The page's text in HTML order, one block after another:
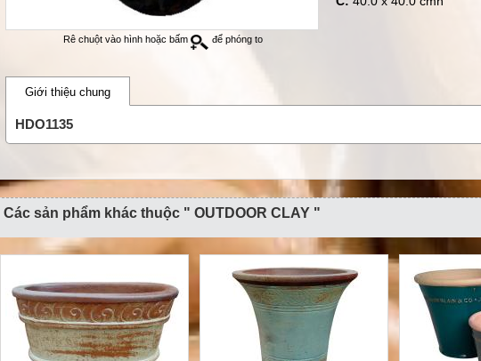
Rê chuột vào hình hoặc bấm để phóng to
Giới thiệu chung
HDO1135
Các sản phẩm khác thuộc " OUTDOOR CLAY "